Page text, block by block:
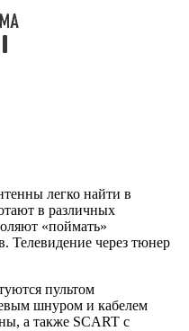
легко найти в
в различных
«поймать»
Телевидение через тюнер
пультом
шнуром и кабелем
а также SCART с